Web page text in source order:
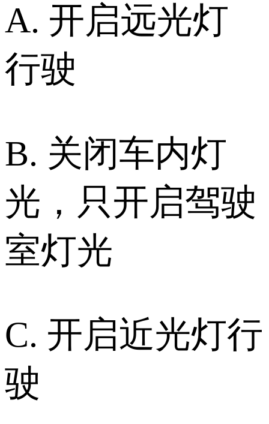
A. 开启远光灯
行驶
B. 关闭车内灯
光，只开启驾驶
室灯光
C. 开启近光灯行
驶